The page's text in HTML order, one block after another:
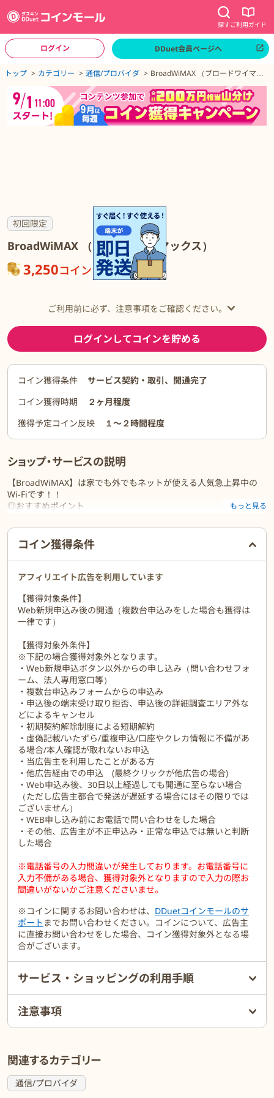
探すご利用ガイド
ログイン DDuet会員ページへ
トップ カテゴリー 通信/プロバイダ
BroadWiMAX （ブロードワイマッ
初回限定
BroadWiMAX （ブロードワイマックス）
3,250コイン が貯まる
ご利用前に必ず、注意事項をご確認ください。
ログインしてコインを貯める
コイン獲得条件
サービス契約・取引、開通完了
コイン獲得時期
２ヶ月程度
獲得予定コイン反映
１〜２時間程度
ショップ・サービスの説明
【BroadWiMAX】は家でも外でもネットが使える人気急上昇中の
Wi-Fiです！！
◎おすすめポイント
【２】最安級の月額料金！初月1,397円（税込）
【３】下りの速度も最大4.2Gbpsなのでストレスフリー
どこでもインターネットが楽しめます。
【４】月間データ量の制限なし
【５】乗り換えご利用中の他社契約解除料をキャッシュバック（最
【６】その他サポートが充実！
ガチャピン・ムックもおすすめするBroadWiMAXをぜひお申込くだ
さい♪
もっと見る
ご利用前に必ずお読みください
コイン獲得条件
アフィリエイト広告を利用しています
【獲得対象条件】
Web新規申込み後の開通（複数台申込みをした場合も獲得は
一律です）
【獲得対象外条件】
※下記の場合獲得対象外となります。
・Web新規申込ボタン以外からの申し込み（問い合わせフォ
ーム、法人専用窓口等）
・複数台申込みフォームからの申込み
・申込後の端末受け取り拒否、申込後の詳細調査エリア外な
どによるキャンセル
・初期契約解除制度による短期解約
・虚偽記載/いたずら/重複申込/口座やクレカ情報に不備があ
る場合/本人確認が取れないお申込
・当広告主を利用したことがある方
・他広告経由での申込 (最終クリックが他広告の場合)
・Web申込み後、30日以上経過しても開通に至らない場合
（ただし広告主都合で発送が遅延する場合にはその限りでは
ございません）
・WEB申し込み前にお電話で問い合わせをした場合
・その他、広告主が不正申込み・正常な申込では無いと判断
した場合
※電話番号の入力間違いが発生しております。お電話番号に
入力不備がある場合、獲得対象外となりますので入力の際お
間違いがないかご注意くださいませ。
※コインに関するお問い合わせは、 DDuetコインモールのサ
ポート までお問い合わせください。コインについて、広告主
に直接お問い合わせをした場合、コイン獲得対象外となる場
合がございます。
サービス・ショッピングの利用手順
注意事項
関連するカテゴリー
通信/プロバイダ
ジトップへ